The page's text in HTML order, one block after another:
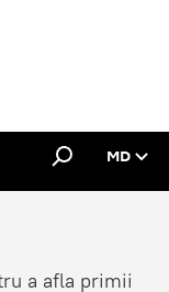
MD
a afla primii